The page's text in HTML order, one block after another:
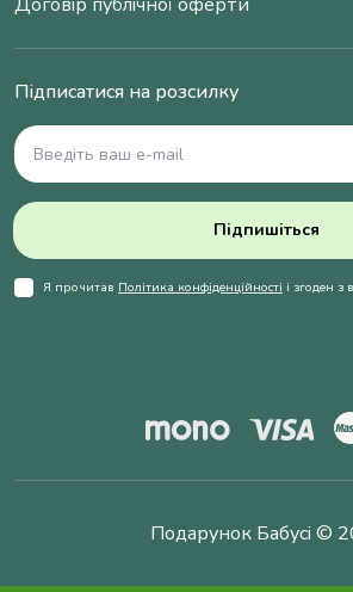
Підписатися на розсилку
Підпишіться
Я прочитав Політика конфіденційності і згоден з
Подарунок Бабусі ©